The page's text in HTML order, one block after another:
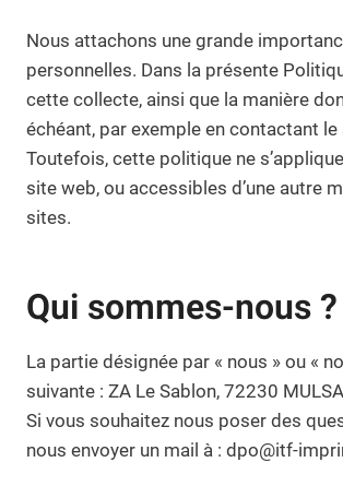
Nous attachons une grande
personnelles. Dans la présente
cette collecte, ainsi que la manière
échéant, par exemple en contactant
Toutefois, cette politique ne
site web, ou accessibles d’une autre
sites.
Qui sommes-nous ?
La partie désignée par « nous » ou «
suivante : ZA Le Sablon, 72230
Si vous souhaitez nous poser des
nous envoyer un mail à : dpo@itf-